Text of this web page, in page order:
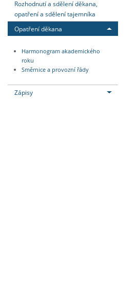
Rozhodnutí a sdělení děkana,
opatření a sdělení tajemníka
Opatření děkana
Harmonogram akademického
roku
Směrnice a provozní řády
Zápisy